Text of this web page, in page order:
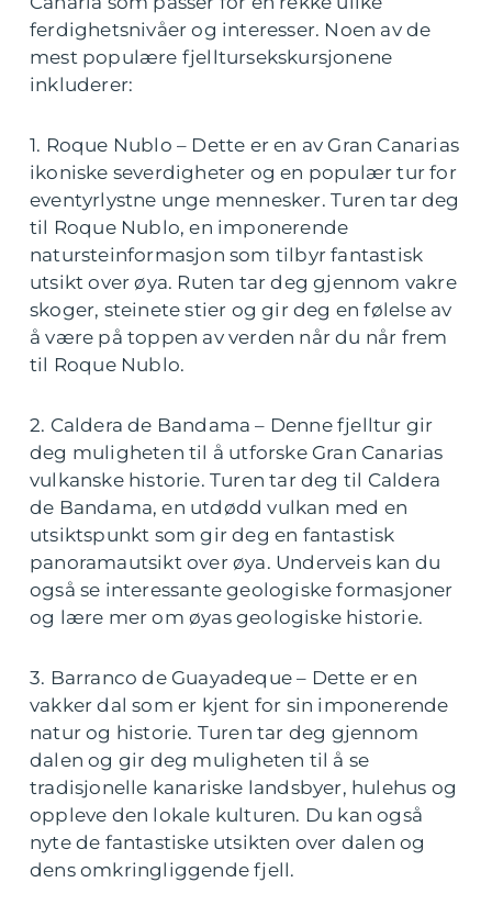
ferdighetsnivåer og interesser. Noen av de
mest populære fjelltursekskursjonene
inkluderer:
1. Roque Nublo – Dette er en av Gran Canarias
ikoniske severdigheter og en populær tur for
eventyrlystne unge mennesker. Turen tar deg
til Roque Nublo, en imponerende
natursteinformasjon som tilbyr fantastisk
utsikt over øya. Ruten tar deg gjennom vakre
skoger, steinete stier og gir deg en følelse av
å være på toppen av verden når du når frem
til Roque Nublo.
2. Caldera de Bandama – Denne fjelltur gir
deg muligheten til å utforske Gran Canarias
vulkanske historie. Turen tar deg til Caldera
de Bandama, en utdødd vulkan med en
utsiktspunkt som gir deg en fantastisk
panoramautsikt over øya. Underveis kan du
også se interessante geologiske formasjoner
og lære mer om øyas geologiske historie.
3. Barranco de Guayadeque – Dette er en
vakker dal som er kjent for sin imponerende
natur og historie. Turen tar deg gjennom
dalen og gir deg muligheten til å se
tradisjonelle kanariske landsbyer, hulehus og
oppleve den lokale kulturen. Du kan også
nyte de fantastiske utsikten over dalen og
dens omkringliggende fjell.